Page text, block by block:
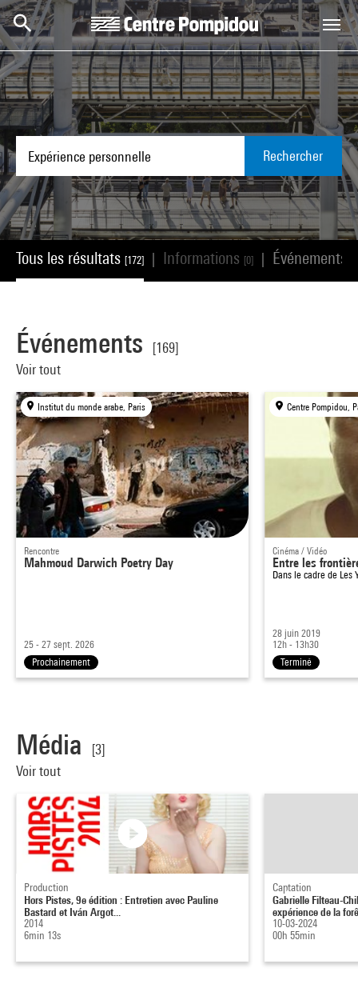
Aller au contenu principal
Centre Pompidou
Rechercher
Tous les résultats [172] Informations [0] Événements
Événements
[169]
Voir tout
Institut du monde arabe, Paris
Rencontre
Mahmoud Darwich Poetry Day
25 - 27 sept. 2026
Prochainement
Centre Pompidou,
Cinéma / Vidéo
Entre les
Dans le cadre de Les
28 juin 2019
12h - 13h30
Terminé
Média
[3]
Voir tout
Production
Hors Pistes, 9e édition : Entretien avec Pauline
Bastard et Iván Argot...
2014
6min 13s
Captation
Gabrielle Filteau-
expérience de la
10-03-2024
00h 55min